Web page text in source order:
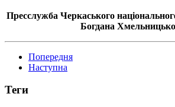
Пресслужба Черкаського
Богдана
Попередня
Наступна
Теги